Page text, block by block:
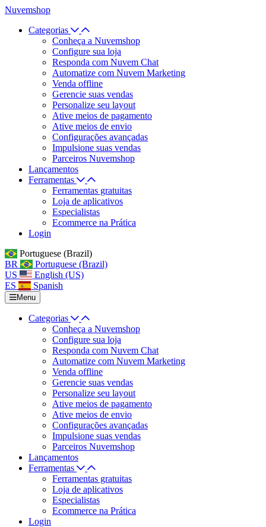
Nuvemshop
Categorias
Conheça a Nuvemshop
Configure sua loja
Responda com Nuvem Chat
Automatize com Nuvem Marketing
Venda offline
Gerencie suas vendas
Personalize seu layout
Ative meios de pagamento
Ative meios de envio
Configurações avançadas
Impulsione suas vendas
Parceiros Nuvemshop
Lançamentos
Ferramentas
Ferramentas gratuitas
Loja de aplicativos
Especialistas
Ecommerce na Prática
Login
Portuguese (Brazil)
BR
Portuguese (Brazil)
US
English (US)
ES
Spanish
Menu
Categorias
Conheça a Nuvemshop
Configure sua loja
Responda com Nuvem Chat
Automatize com Nuvem Marketing
Venda offline
Gerencie suas vendas
Personalize seu layout
Ative meios de pagamento
Ative meios de envio
Configurações avançadas
Impulsione suas vendas
Parceiros Nuvemshop
Lançamentos
Ferramentas
Ferramentas gratuitas
Loja de aplicativos
Especialistas
Ecommerce na Prática
Login